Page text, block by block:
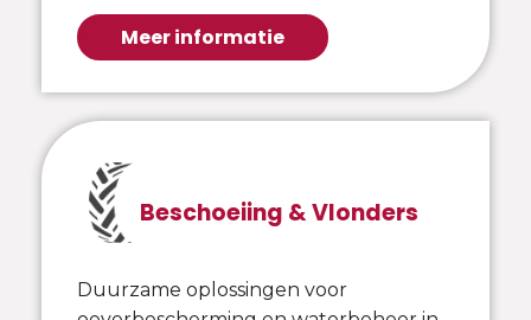
Meer informatie
Beschoeiing & Vlonders
Duurzame oplossingen voor